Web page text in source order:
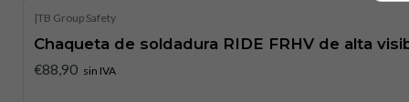
|TB Group Safety
Chaqueta de soldadura RIDE FRHV de alta
€88,90 sin IVA